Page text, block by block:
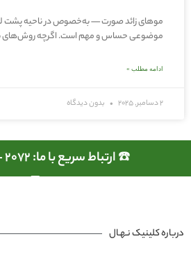
موهای زائد صورت — به‌خصوص در ناحیه پشت لب
موضوعی حساس و مهم است. اگرچه روش‌های
ادامه مطلب »
2 دسامبر, 2025 بدون دیدگاه
☎️ ارتباط سریع با ما: 2072 - 346 - 0911
درباره کلینیک نـهـال